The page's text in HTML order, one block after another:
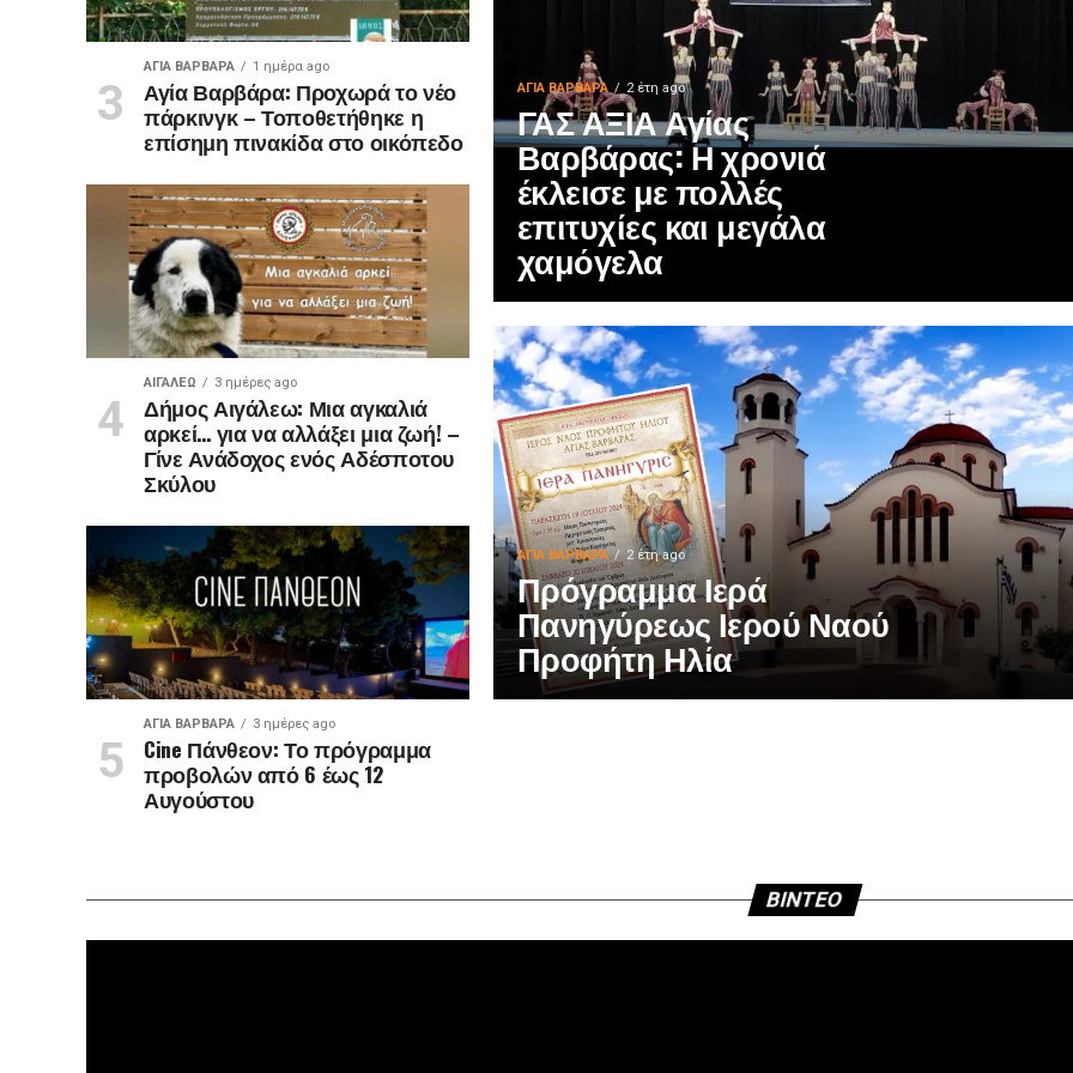
ΑΓΙΑ ΒΑΡΒΑΡΑ 2 έτη ago
ΓΑΣ ΑΞΙΑ Αγίας
Βαρβάρας: Η χρονιά
έκλεισε με πολλές
επιτυχίες και μεγάλα
χαμόγελα
ΑΓΙΑ ΒΑΡΒΑΡΑ 2 έτη ago
Πρόγραμμα Ιερά
Πανηγύρεως Ιερού Ναού
Προφήτη Ηλία
ΑΓΙΑ ΒΑΡΒΑΡΑ 1 ημέρα ago
Αγία Βαρβάρα: Προχωρά το νέο
πάρκινγκ – Τοποθετήθηκε η
επίσημη πινακίδα στο οικόπεδο
ΑΙΓΑΛΕΩ 3 ημέρες ago
Δήμος Αιγάλεω: Μια αγκαλιά
αρκεί… για να αλλάξει μια ζωή! –
Γίνε Ανάδοχος ενός Αδέσποτου
Σκύλου
ΑΓΙΑ ΒΑΡΒΑΡΑ 3 ημέρες ago
Cine Πάνθεον: Το πρόγραμμα
προβολών από 6 έως 12
Αυγούστου
BINTEO